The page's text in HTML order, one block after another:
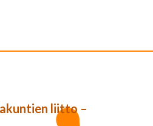
liitto –